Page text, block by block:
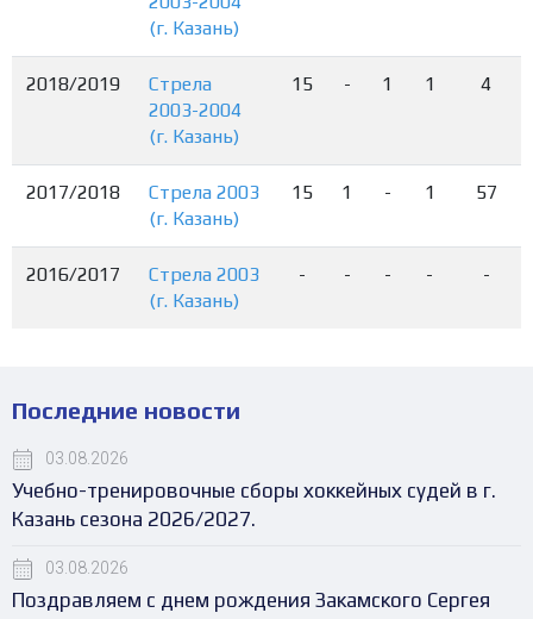
(г. Казань)
2018/2019
Стрела
2003-2004
(г. Казань)
15 - 1 1 4
2017/2018
Стрела 2003
(г. Казань)
15 1 - 1 57
2016/2017
Стрела 2003
(г. Казань)
- - - - -
Последние новости
03.08.2026
Учебно-тренировочные сборы хоккейных судей в г.
Казань сезона 2026/2027.
03.08.2026
Поздравляем с днем рождения Закамского Сергея